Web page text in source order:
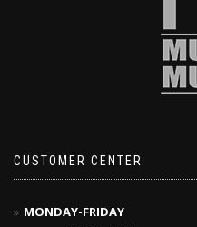
CUSTOMER CENTER
MONDAY-FRIDAY